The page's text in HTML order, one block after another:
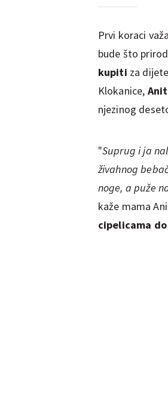
Prvi koraci
bude što
kupiti za
Klokanice,
njezinog
"Suprug i ja
živahnog
noge, a puže
kaže mama
cipelicama